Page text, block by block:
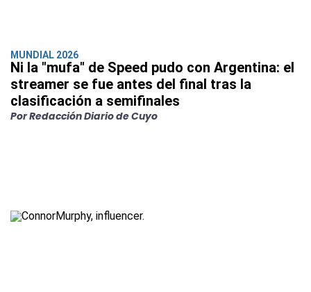
MUNDIAL 2026
Ni la "mufa" de Speed pudo con Argentina: el
streamer se fue antes del final tras la
clasificación a semifinales
Por Redacción Diario de Cuyo